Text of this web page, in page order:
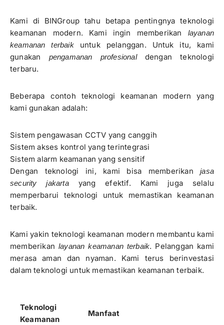
Kami di BINGroup tahu betapa pentingnya teknologi
keamanan modern. Kami ingin memberikan layanan
keamanan terbaikuntuk pelanggan. Untuk itu, kami
gunakan pengamanan profesionaldengan teknologi
terbaru.
Beberapa contoh teknologi keamanan modern yang
kami gunakan adalah:
Sistem pengawasan CCTV yang canggih
Sistem akses kontrol yang terintegrasi
Sistem alarm keamanan yang sensitif
Dengan teknologi ini, kami bisa memberikanjasa
security jakartayang efektif. Kami juga selalu
memperbarui teknologi untuk memastikan keamanan
terbaik.
Kami yakin teknologi keamanan modern membantu kami
memberikan layanan keamanan terbaik. Pelanggan kami
merasa aman dan nyaman. Kami terus berinvestasi
dalam teknologi untuk memastikan keamanan terbaik.
Teknologi
Keamanan
Manfaat